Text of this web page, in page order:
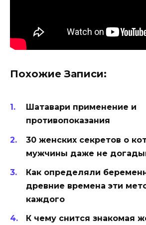
Похожие Записи:
Шатавари применение и
противопоказания
30 женских секретов о
мужчины даже не
Как определяли
древние времена эти
каждого
К чему снится знакомая